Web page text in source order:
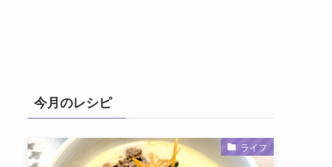
今月のレシピ
ライフ